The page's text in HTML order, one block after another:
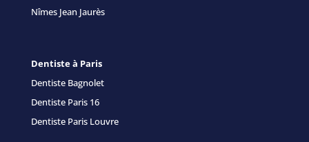
Nîmes Jean Jaurès
Dentiste à Paris
Dentiste Bagnolet
Dentiste Paris 16
Dentiste Paris Louvre